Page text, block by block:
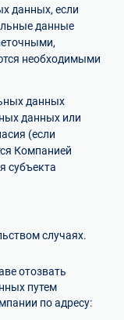
данных, если
данные
необходимыми
данных
данных или
(если
Компанией
субъекта
случаях.
отозвать
путем
по адресу: